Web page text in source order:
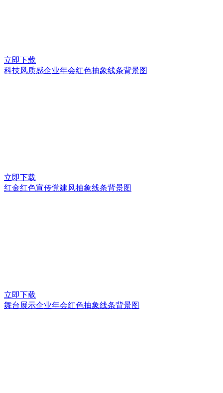
立即下载
科技风质感企业年会红色抽象线条背景图
立即下载
红金红色宣传党建风抽象线条背景图
立即下载
舞台展示企业年会红色抽象线条背景图